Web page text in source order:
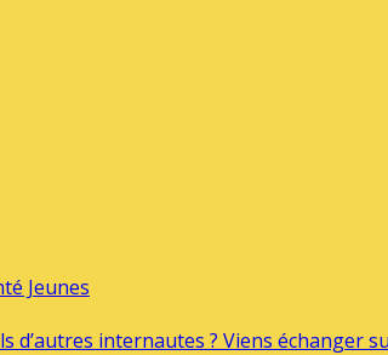
Jeunes
d’autres internautes ? Viens échanger